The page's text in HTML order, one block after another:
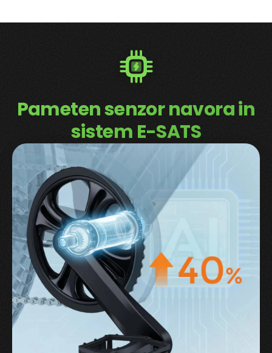
Pameten senzor navora in
sistem E-SATS